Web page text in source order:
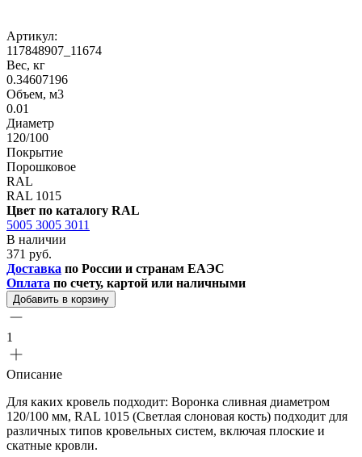
Артикул:
117848907_11674
Вес, кг
0.34607196
Объем, м3
0.01
Диаметр
120/100
Покрытие
Порошковое
RAL
RAL 1015
Цвет по каталогу RAL
5005 3005 3011
В наличии
371 руб.
Доставка по России и странам ЕАЭС
Оплата по счету, картой или наличными
Добавить в корзину
1
Описание
Для каких кровель подходит: Воронка сливная диаметром
120/100 мм, RAL 1015 (Светлая слоновая кость) подходит для
различных типов кровельных систем, включая плоские и
скатные кровли.